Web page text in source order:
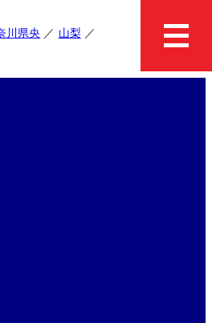
川県央
山梨